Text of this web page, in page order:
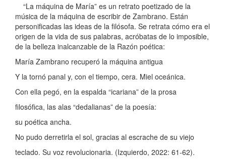
“La máquina de María” es un retrato poetizado de la
música de la máquina de escribir de Zambrano. Están
personificadas las ideas de la filósofa. Se retrata cómo era el
origen de la vida de sus palabras, acróbatas de lo imposible,
de la belleza inalcanzable de la Razón poética:
María Zambrano recuperó la máquina antigua
Y la tornó panal y, con el tiempo, cera. Miel oceánica.
Con ella pegó, en la espalda “icariana” de la prosa
filosófica, las alas “dedalianas” de la poesía:
su poética ancha.
No pudo derretirla el sol, gracias al escrache de su viejo
teclado. Su voz revolucionaria. (Izquierdo, 2022: 61-62).